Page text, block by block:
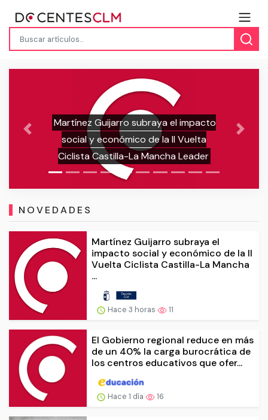
El Gobierno regional reduce en más
un 40% la carga burocrática de los
centros educativos que ofertan FP
modalidad virtual
Previous Next
NOVEDADES
Martínez Guijarro subraya el
impacto social y económico de la II
Vuelta Ciclista Castilla-La Mancha
...
Hace 3 horas 11
El Gobierno regional reduce en más
de un 40% la carga burocrática de
los centros educativos que ofer...
Hace 1 día 16